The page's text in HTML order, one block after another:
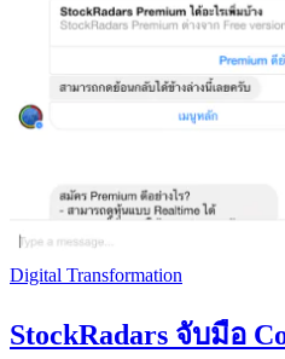
Digital Transformation
StockRadars จับมือ